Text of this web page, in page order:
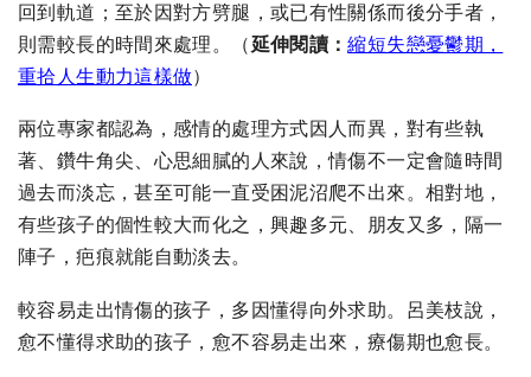
回到軌道；至於因對方劈腿，或已有性關係而後分手者，
則需較長的時間來處理。
（延伸閱讀 ：縮短失戀憂鬱期，
重拾人生動力這樣做​）
兩位專家都認為，感情的處理方式因人而異，對有些執
著、鑽牛角尖、心思細膩的人來說，情傷不一定會隨時間
過去而淡忘，甚至可能一直受困泥沼爬不出來。相對地，
有些孩子的個性較大而化之，興趣多元、朋友又多，隔一
陣子，疤痕就能自動淡去。
較容易走出情傷的孩子，多因懂得向外求助。呂美枝說，
愈不懂得求助的孩子，愈不容易走出來，療傷期也愈長。